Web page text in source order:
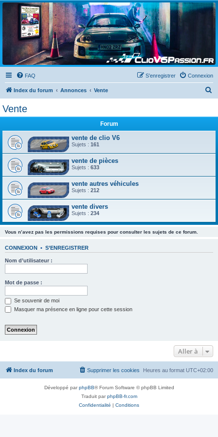
Clio V6 Passion
Le site français des passionnés de Clio V6
FAQ Connexion
S’enregistrer
Index du forum Annonces Vente
Vente
Forum
vente de clio V6
Sujets : 161
vente de pièces
Sujets : 633
vente autres véhicules
Sujets : 212
vente divers
Sujets : 234
Vous n’avez pas les permissions requises pour consulter les sujets de ce forum.
CONNEXION • S’ENREGISTRER
Nom d’utilisateur :
Mot de passe :
Se souvenir de moi
Masquer ma présence en ligne pour cette session
Aller à
Index du forum Heures au format UTC+02:00
Supprimer les cookies
Développé parphpBB® Forum Software © phpBB Limited
Traduit parphpBB-fr.com
Confidentialité | Conditions